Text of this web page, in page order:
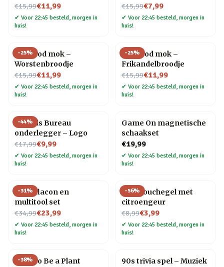
€15,99
Nu voor€11,99
✔ Voor 22:45 besteld, morgen in
huis!
€15,99
Nu voor€7,99
✔ Voor 22:45 besteld, morgen in
huis!
-25%
Fastfood mok –
Worstenbroodje
€15,99
Nu voor€11,99
✔ Voor 22:45 besteld, morgen in
huis!
-25%
Fastfood mok –
Frikandelbroodje
€15,99
Nu voor€11,99
✔ Voor 22:45 besteld, morgen in
huis!
-44%
Friends Bureau
onderlegger – Logo
€17,99
Nu voor€9,99
✔ Voor 22:45 besteld, morgen in
huis!
Game On magnetische
schaakset
€19,99
✔ Voor 22:45 besteld, morgen in
huis!
-31%
Heupflacon en
multitool set
€34,99
Nu voor€23,99
✔ Voor 22:45 besteld, morgen in
huis!
-56%
Bier douchegel met
citroengeur
€8,99
Nu voor€3,99
✔ Voor 22:45 besteld, morgen in
huis!
-38%
How To Be a Plant
90s trivia spel – Muziek